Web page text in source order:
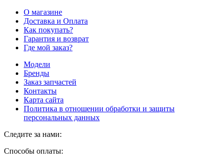
О магазине
Доставка и Оплата
Как покупать?
Гарантия и возврат
Где мой заказ?
Модели
Бренды
Заказ запчастей
Контакты
Карта сайта
Политика в отношении обработки и защиты
персональных данных
Следите за нами:
Способы оплаты: